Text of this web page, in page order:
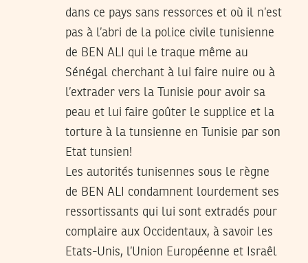
dans ce pays sans ressorces et où il n’est
pas à l’abri de la police civile tunisienne
de BEN ALI qui le traque même au
Sénégal cherchant à lui faire nuire ou à
l’extrader vers la Tunisie pour avoir sa
peau et lui faire goûter le supplice et la
torture à la tunsienne en Tunisie par son
Etat tunsien!
Les autorités tunisennes sous le règne
de BEN ALI condamnent lourdement ses
ressortissants qui lui sont extradés pour
complaire aux Occidentaux, à savoir les
Etats-Unis, l’Union Européenne et Israêl